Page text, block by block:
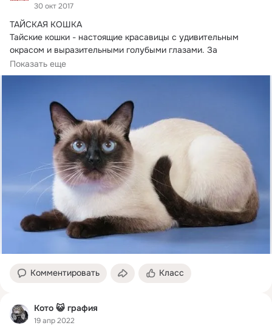
30 окт 2017
ТАЙСКАЯ КОШКА
Тайские кошки - настоящие красавицы с удивительным
окрасом и выразительными голубыми глазами. За
привлекательной внешностью...
Показать еще
Комментировать Класс
Кото 😺 графия
19 апр 2022